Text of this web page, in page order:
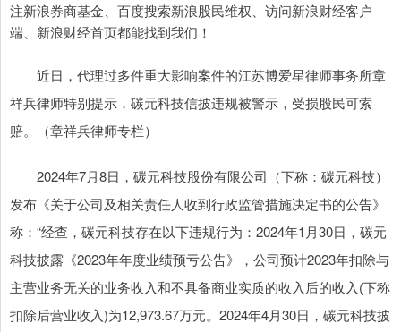
注新浪券商基金、百度搜索新浪股民维权、访问新浪财经客户
端、新浪财经首页都能找到我们！
近日，代理过多件重大影响案件的江苏博爱星律师事务所章
祥兵律师特别提示，碳元科技信披违规被警示，受损股民可索
赔。（章祥兵律师专栏）
2024年7月8日，碳元科技股份有限公司（下称：碳元科技）
发布《关于公司及相关责任人收到行政监管措施决定书的公告》
称：“经查，碳元科技存在以下违规行为：2024年1月30日，碳元
科技披露《2023年年度业绩预亏公告》，公司预计2023年扣除与
主营业务无关的业务收入和不具备商业实质的收入后的收入(下称
扣除后营业收入)为12,973.67万元。2024年4月30日，碳元科技披